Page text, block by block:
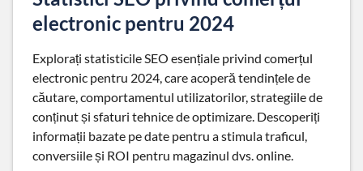
electronic pentru 2024
Explorați statisticile SEO esențiale privind comerțul
electronic pentru 2024, care acoperă tendințele de
căutare, comportamentul utilizatorilor, strategiile de
conținut și sfaturi tehnice de optimizare. Descoperiți
informații bazate pe date pentru a stimula traficul,
conversiile și ROI pentru magazinul dvs. online.